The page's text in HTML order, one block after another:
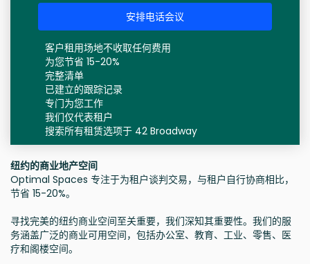
安排电话会议
客户租用场地不收取任何费用
为您节省 15-20%
完整清单
已建立的跟踪记录
专门为您工作
我们仅代表租户
搜索所有租赁选项于 42 Broadway
纽约的商业地产空间
Optimal Spaces 专注于为租户谈判交易，与租户自行协商相比，
节省 15-20%。
寻找完美的纽约商业空间至关重要，我们深知其重要性。我们的服
务涵盖广泛的商业可用空间，包括办公室、教育、工业、零售、医
疗和阁楼空间。